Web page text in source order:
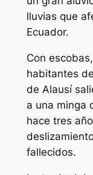
lluvias que
Ecuador.
Con
habitantes
de Alausí
a una minga
hace tres
fallecidos.